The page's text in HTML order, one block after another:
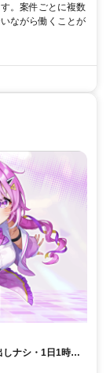
。案件ごとに複数
ながら働くことが
ナシ・1日1時間